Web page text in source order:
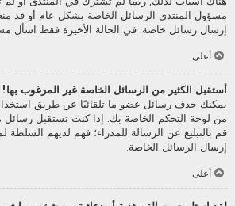
مسؤول المنتدى الرسائل الخاصة بشكل عام أو قد
إرسال رسائل خاصة. في الحالة الأخيرة فقط اسأل
أعلى
أستقبل الكثير من الرسائل الخاصة غير المرغوب بها!
يمكنك حذف رسائل عضو ما تلقائيًا عن طريق
من لوحة التحكم الخاصة بك. إذا كنت تستقبل
قم بالتبليغ عن الرسالة للمدراء؛ فهم لديهم
إرسال الرسائل الخاصة.
أعلى